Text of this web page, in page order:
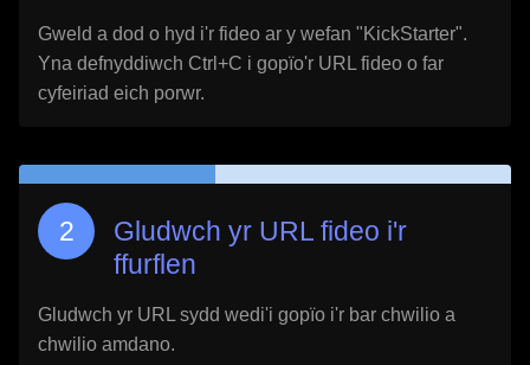
Gweld a dod o hyd i'r fideo ar y wefan "KickStarter".
Yna defnyddiwch Ctrl+C i gopïo'r URL fideo o far
cyfeiriad eich porwr.
Gludwch yr URL fideo i'r
ffurflen
Gludwch yr URL sydd wedi'i gopïo i'r bar chwilio a
chwilio amdano.